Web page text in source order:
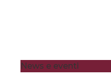
News e eventi